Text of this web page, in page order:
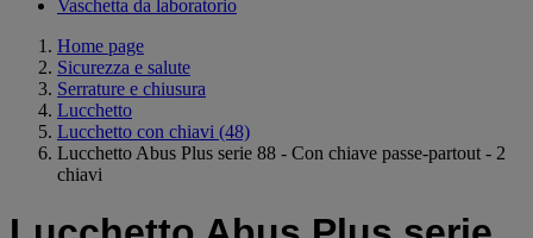
Vaschetta da laboratorio
Home page
Sicurezza e salute
Serrature e chiusura
Lucchetto
Lucchetto con chiavi (48)
Lucchetto Abus Plus serie 88 - Con chiave passe-partout - 2
chiavi